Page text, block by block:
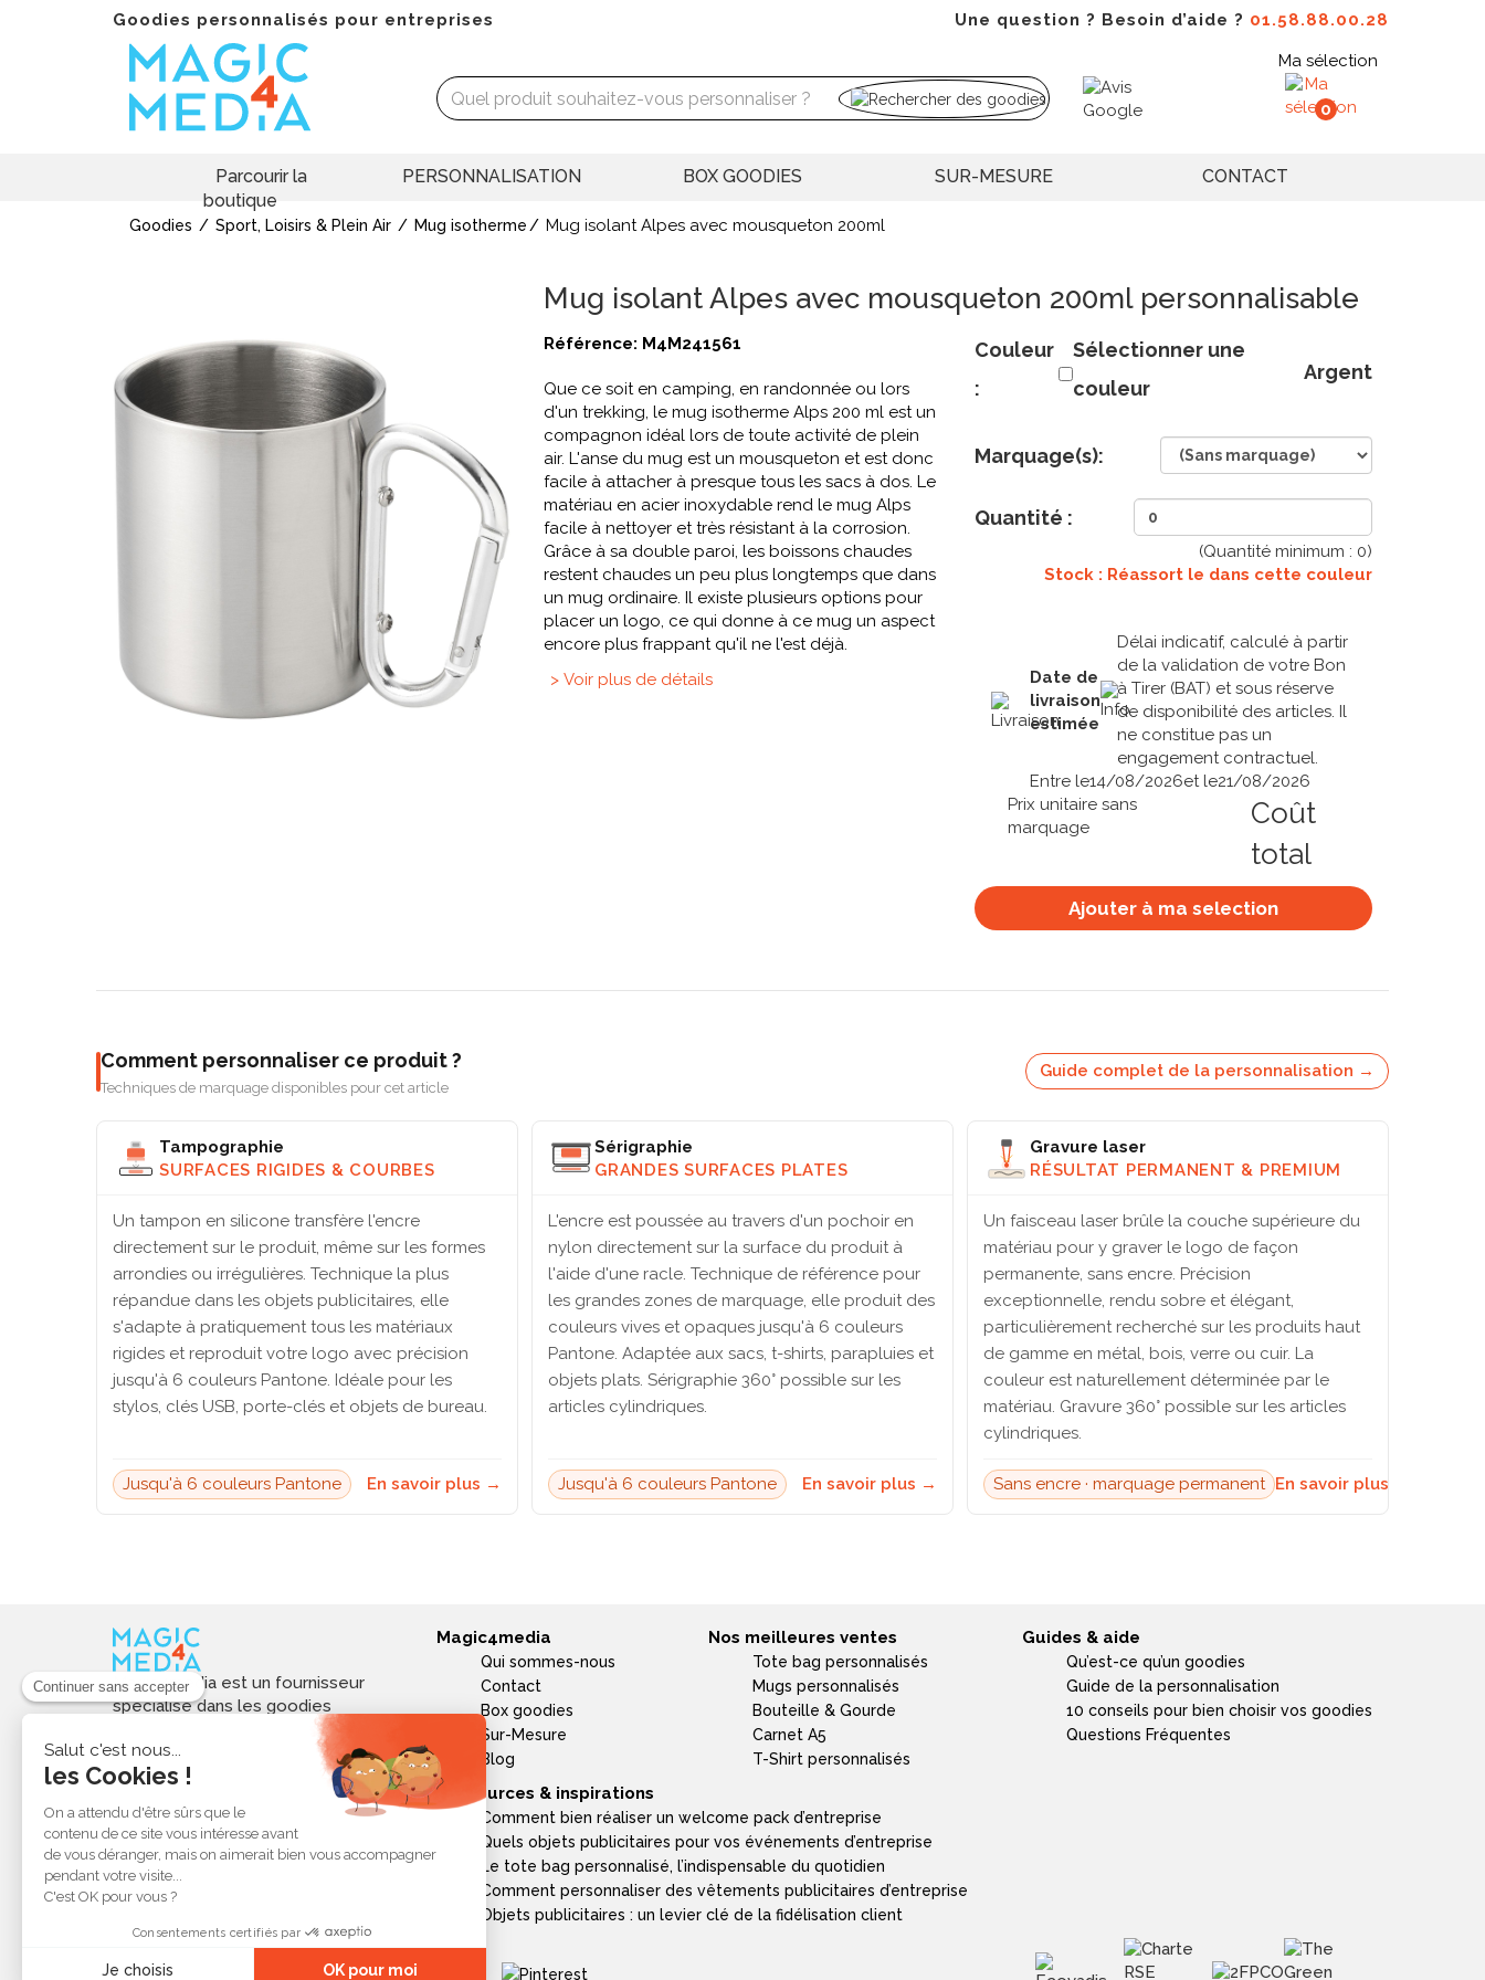
Goodies personnalisés pour entreprises Une question ? Besoin d’aide ? 01.58.88.00.28
Ma sélection
0
Parcourir la
boutique
PERSONNALISATION BOX GOODIES SUR-MESURE CONTACT
Goodies Sport, Loisirs & Plein Air Mug isotherme Mug isolant Alpes avec mousqueton 200ml
Mug isolant Alpes avec mousqueton 200ml personnalisable
Référence: M4M241561
Que ce soit en camping, en randonnée ou lors
d'un trekking, le mug isotherme Alps 200 ml est un
compagnon idéal lors de toute activité de plein
air. L'anse du mug est un mousqueton et est donc
facile à attacher à presque tous les sacs à dos. Le
matériau en acier inoxydable rend le mug Alps
facile à nettoyer et très résistant à la corrosion.
Grâce à sa double paroi, les boissons chaudes
restent chaudes un peu plus longtemps que dans
un mug ordinaire. Il existe plusieurs options pour
placer un logo, ce qui donne à ce mug un aspect
encore plus frappant qu'il ne l'est déjà.
> Voir plus de détails
Couleur
:
Sélectionner une
couleur
Argent
Marquage(s):
Quantité :
(Quantité minimum : 0)
Stock : Réassort le dans cette couleur
Date de
livraison
estimée
Délai indicatif, calculé à partir
de la validation de votre Bon
à Tirer (BAT) et sous réserve
de disponibilité des articles. Il
ne constitue pas un
engagement contractuel.
Entre le14/08/2026et le21/08/2026
Prix unitaire sans
marquage
Coût
total
Ajouter à ma selection
Comment personnaliser ce produit ?
Techniques de marquage disponibles pour cet article
Guide complet de la personnalisation →
Tampographie
SURFACES RIGIDES & COURBES
Un tampon en silicone transfère l'encre
directement sur le produit, même sur les formes
arrondies ou irrégulières. Technique la plus
répandue dans les objets publicitaires, elle
s'adapte à pratiquement tous les matériaux
rigides et reproduit votre logo avec précision
jusqu'à 6 couleurs Pantone. Idéale pour les
stylos, clés USB, porte-clés et objets de bureau.
Jusqu'à 6 couleurs Pantone En savoir plus →
Sérigraphie
GRANDES SURFACES PLATES
L'encre est poussée au travers d'un pochoir en
nylon directement sur la surface du produit à
l'aide d'une racle. Technique de référence pour
les grandes zones de marquage, elle produit des
couleurs vives et opaques jusqu'à 6 couleurs
Pantone. Adaptée aux sacs, t-shirts, parapluies et
objets plats. Sérigraphie 360° possible sur les
articles cylindriques.
Jusqu'à 6 couleurs Pantone En savoir plus →
Gravure laser
RÉSULTAT PERMANENT & PREMIUM
Un faisceau laser brûle la couche supérieure du
matériau pour y graver le logo de façon
permanente, sans encre. Précision
exceptionnelle, rendu sobre et élégant,
particulièrement recherché sur les produits haut
de gamme en métal, bois, verre ou cuir. La
couleur est naturellement déterminée par le
matériau. Gravure 360° possible sur les articles
cylindriques.
Sans encre · marquage permanent En savoir plus →
Magic4media est un fournisseur
spécialisé dans les goodies
personnalisés et objets publicitaires
pour les entreprises. Nous
sélectionnons des produits utiles,
tendances et responsables pour
valoriser votre image de marque,
soutenir vos actions de
communication et réussir vos
opérations événementielles,
Magic4media
Qui sommes-nous
Contact
Box goodies
Sur-Mesure
Blog
Nos meilleures ventes
Tote bag personnalisés
Mugs personnalisés
Bouteille & Gourde
Carnet A5
T-Shirt personnalisés
Guides & aide
Qu’est-ce qu’un goodies
Guide de la personnalisation
10 conseils pour bien choisir vos goodies
Questions Fréquentes
Ressources & inspirations
Comment bien réaliser un welcome pack d’entreprise
Quels objets publicitaires pour vos événements d’entreprise
Le tote bag personnalisé, l’indispensable du quotidien
Comment personnaliser des vêtements publicitaires d’entreprise
Objets publicitaires : un levier clé de la fidélisation client